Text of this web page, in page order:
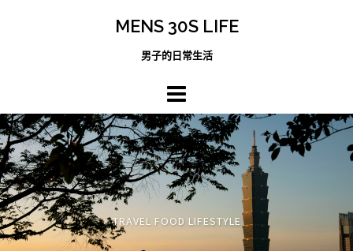
MENS 30S LIFE
男子的日常生活
TRAVEL FOOD LIFESTYLE